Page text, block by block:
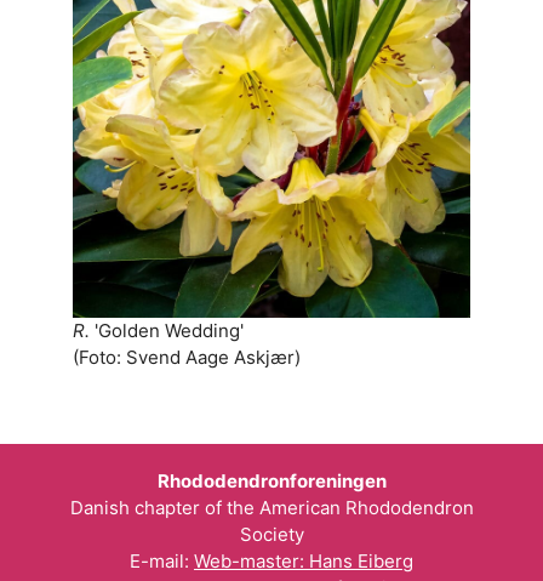
R. 'Golden Wedding'
(Foto: Svend Aage Askjær)
Rhododendronforeningen
Danish chapter of the American Rhododendron
Society
E-mail: Web-master: Hans Eiberg